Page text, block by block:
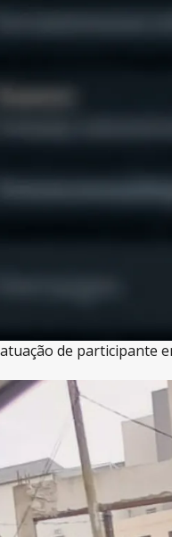
de participante